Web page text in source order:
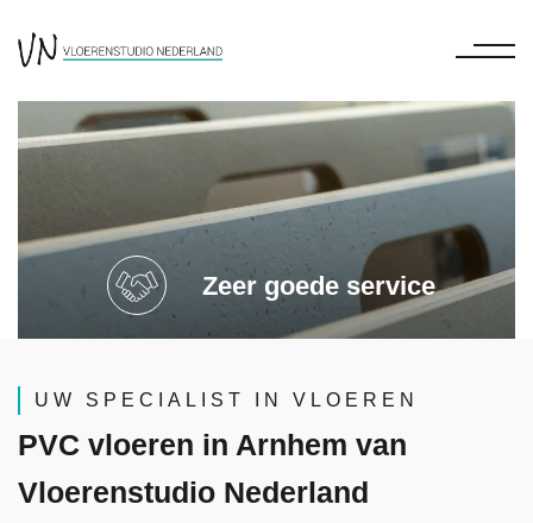
Zeer goede service
UW SPECIALIST IN VLOEREN
PVC vloeren in Arnhem van
Vloerenstudio Nederland